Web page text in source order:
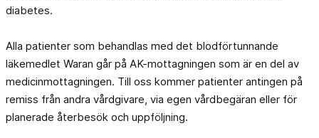
diabetes.
Alla patienter som behandlas med det blodförtunnande
läkemedlet Waran går på AK-mottagningen som är en del av
medicinmottagningen. Till oss kommer patienter antingen på
remiss från andra vårdgivare, via egen vårdbegäran eller för
planerade återbesök och uppföljning.